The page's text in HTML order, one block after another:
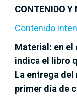
CONTENIDO Y
Contenido
Material: en el
indica el libro
La entrega del
primer día de